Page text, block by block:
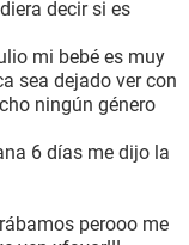
decir si es
mi bebé es muy
sea dejado ver con
ningún género
6 días me dijo la
perooo me